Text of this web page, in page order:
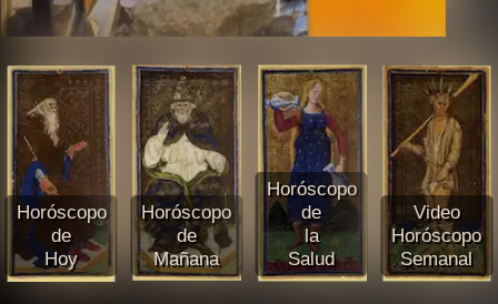
Horóscopo
de
Hoy
Horóscopo
de
Mañana
Horóscopo
de
la
Salud
Video
Horóscopo
Semanal